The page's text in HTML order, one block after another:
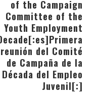
of the Campaign
Committee of the
Youth Employment
reunión del Comité
de Campaña de la
Década del Empleo
Juvenil[:]